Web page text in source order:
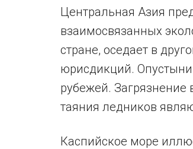
Центральная Азия
взаимосвязанных
стране, оседает в
юрисдикций.
рубежей. Загрязнение
таяния ледников
Каспийское море